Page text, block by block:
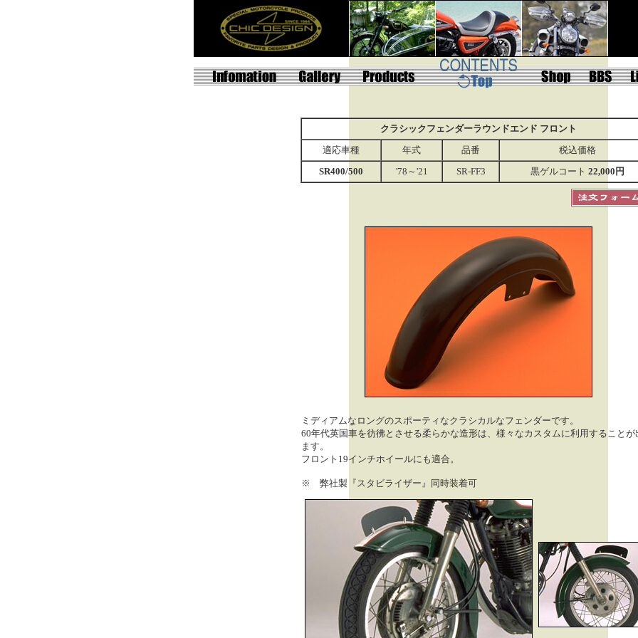
クラシックフェンダーラウンドエンド フロント
適応車種
年式 品番
税込価格
SR400/500
'78～'21 SR-FF3 黒ゲルコート 22,000円
ミディアムなロングのスポーティなクラシカルなフェンダーです。
60年代英国車を彷彿とさせる柔らかな造形は、様々なカスタムに利用することが
ます。
フロント19インチホイールにも適合。
※ 弊社製『スタビライザー』同時装着可